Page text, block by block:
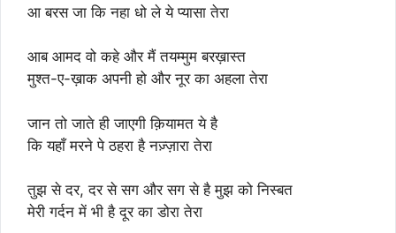
आ बरस जा कि नहा धो ले ये प्यासा तेरा
आब आमद वो कहे और मैं तयम्मुम बरख़ास्त
मुश्त-ए-ख़ाक अपनी हो और नूर का अहला तेरा
जान तो जाते ही जाएगी क़ियामत ये है
कि यहाँ मरने पे ठहरा है नज़्ज़ारा तेरा
तुझ से दर, दर से सग और सग से है मुझ को निस्बत
मेरी गर्दन में भी है दूर का डोरा तेरा